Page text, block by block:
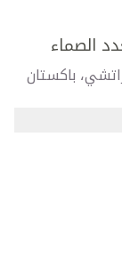
الصماء
باكستان